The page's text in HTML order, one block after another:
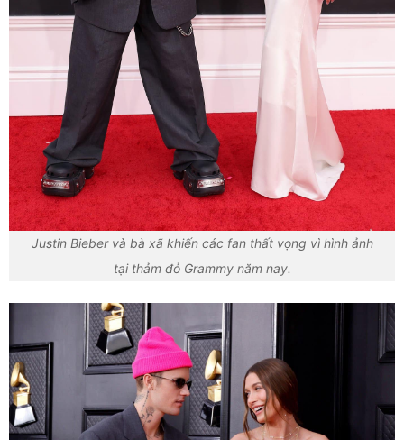
Justin Bieber và bà xã khiến các fan thất vọng vì hình ảnh
tại thảm đỏ Grammy năm nay.